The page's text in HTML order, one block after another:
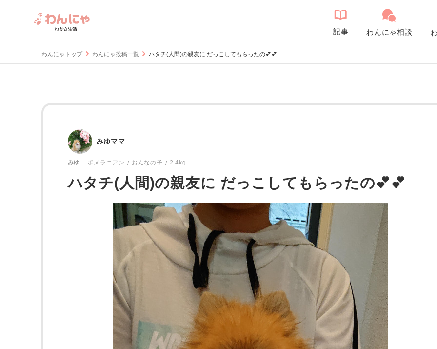
記事 わんにゃ相談
わんにゃトップ わんにゃ投稿一覧 ハタチ(人間)の親友に だっこしてもらったの💕💕
みゆママ
みゆ ポメラニアン おんなの子 2.4kg
ハタチ(人間)の親友に だっこしてもらったの💕💕